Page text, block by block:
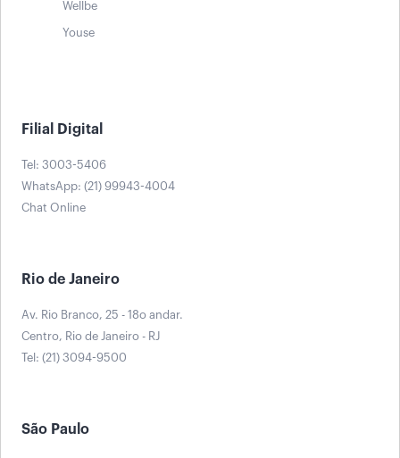
Wellbe
Youse
Filial Digital
Tel: 3003-5406
WhatsApp: (21) 99943-4004
Chat Online
Rio de Janeiro
Av. Rio Branco, 25 - 18o andar.
Centro, Rio de Janeiro - RJ
Tel: (21) 3094-9500
São Paulo